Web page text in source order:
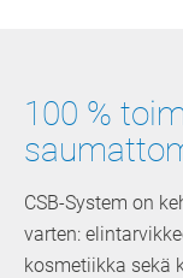
100 %
CSB-System on
varten:
kosmetiikka sekä